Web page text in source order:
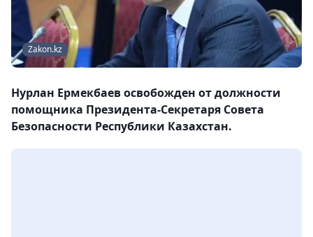
Zakon.kz
Нурлан Ермекбаев освобожден от должности
помощника Президента-Секретаря Совета
Безопасности Республики Казахстан.